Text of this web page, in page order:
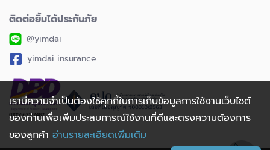
ติดต่อยิ้มได้ประกันภัย
@yimdai
yimdai insurance
เรามีความจำเป็นต้องใช้คุกกี้ในการเก็บข้อมูลการใช้งานเว็บไซต์
ของท่านเพื่อเพิ่มประสบการณ์ใช้งานที่ดีและตรงความต้องการ
ของลูกค้า อ่านรายละเอียดเพิ่มเติม